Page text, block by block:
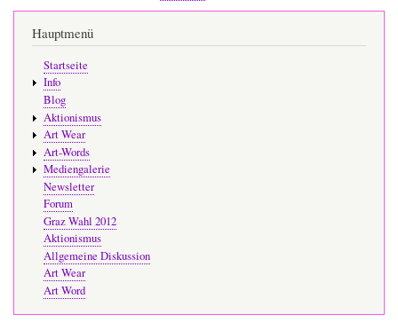
Hauptmenü
Startseite
Info
Blog
Aktionismus
Art Wear
Art-Words
Mediengalerie
Newsletter
Forum
Graz Wahl 2012
Aktionismus
Allgemeine Diskussion
Art Wear
Art Word